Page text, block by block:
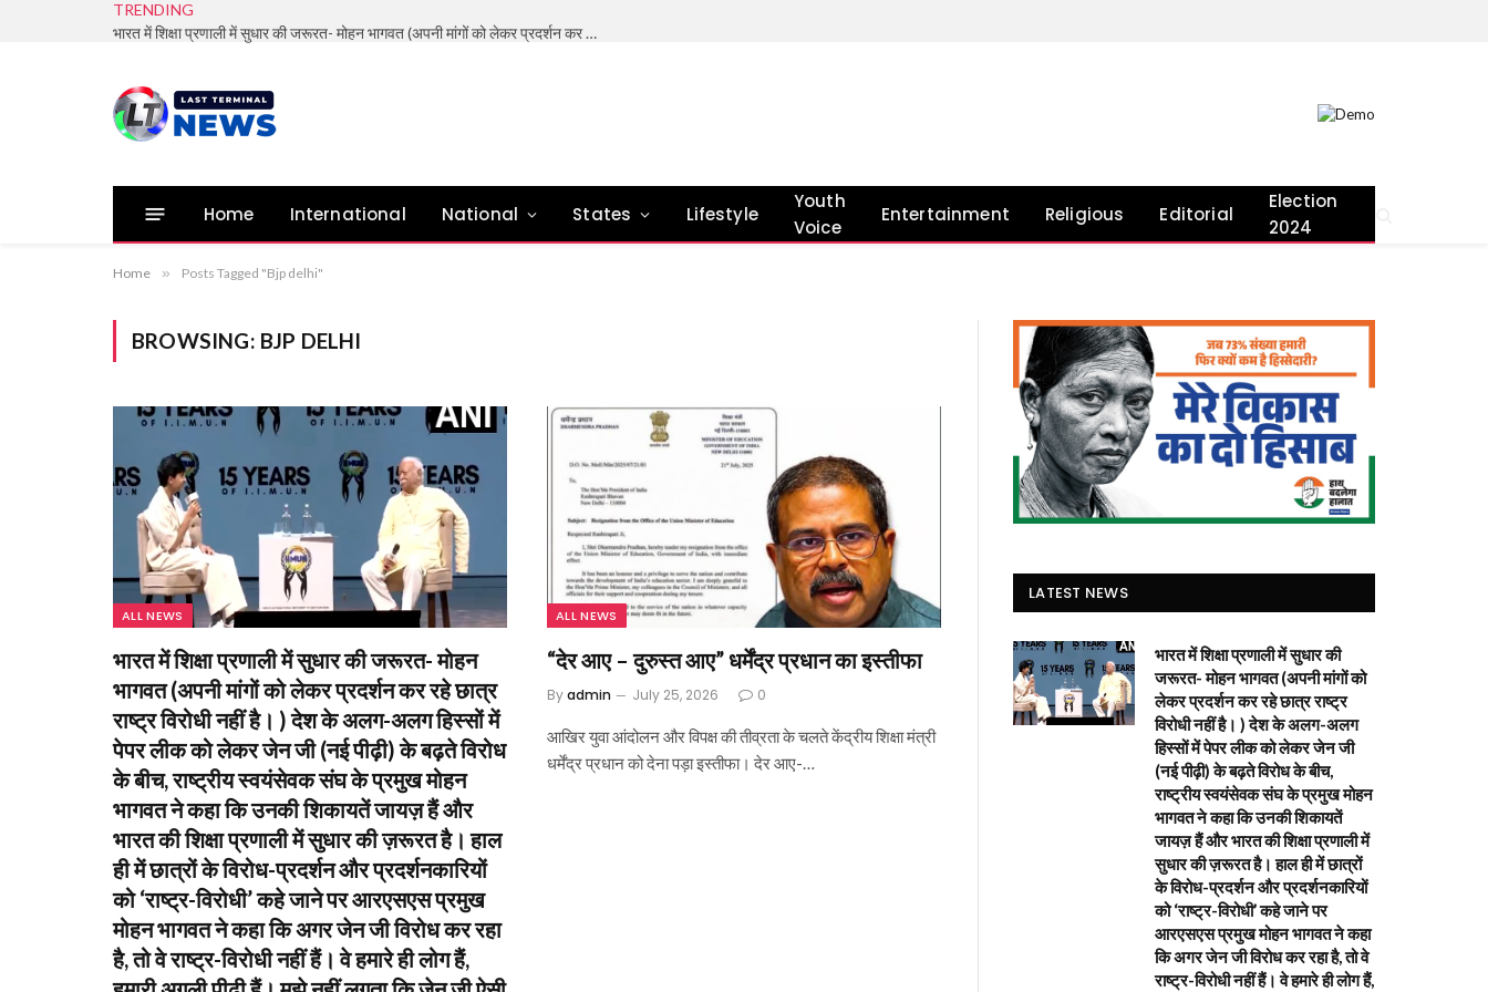
TRENDING
भारत में शिक्षा प्रणाली में सुधार की जरूरत- मोहन भागवत (अपनी मांगों को लेकर प्रदर्शन कर रहे छात्र राष्ट्र विरोधी नहीं है। ) देश के अलग-अलग हिस्सों में पेपर लीक को लेकर जेन जी (नई पीढ़ी) के बढ़ते विरोध के बीच, राष्ट्रीय स्वयंसेवक संघ के प्रमुख मोहन भागवत ने कहा कि उनकी शिकायतें जायज़ हैं और भारत की शिक्षा प्रणाली में सुधार की ज़रूरत है। हाल ही में छात्रों के विरोध-प्रदर्शन और प्रदर्शनकारियों को ‘राष्ट्र-विरोधी’ कहे जाने पर आरएसएस प्रमुख मोहन भागवत ने कहा कि अगर जेन जी विरोध कर रहा है, तो वे राष्ट्र-विरोधी नहीं हैं। वे हमारे ही लोग हैं, हमारी अगली पीढ़ी हैं। मुझे नहीं लगता कि जेन जी ऐसी है। मुझे लगता है कि नई पीढ़ी – जेन जी और जेन अल्फा- हमारी मौजूदा पीढ़ी से ज़्यादा ईमानदार है, और देशभक्ति व सेवा की सच्ची अपील उन पर असर करती है। उन्होंने आगे कहा कि अब, जेन जीऔर जेन अल्फा सवाल पूछते हैं, उन्हें तार्किक जवाब और प्यार चाहिए,लोकतंत्र में यही तरीका है। इसे अंग्रेज़ी में ‘डिबेट’ कहते हैं, हम इसे ‘शास्त्रार्थ’ कहते हैं – वहाँ कोई बहस नहीं होती, बल्कि दो पक्ष होते हैं: ‘पूर्व’ और ‘उत्तर’। हम सभी पहलुओं को देखते हैं और हर किसी का अपना नज़रिया होता है, इसलिए हर विषय पर एक नया पहलू सामने आता है। तो, हमें कई राय और विरोधी राय मिलती हैं, जो मिलकर सच्चाई की पूरी तस्वीर बनाती हैं। ऐसा ज़रूर होना चाहिए। भागवत ने कहा कि मैं यह नहीं कहूँगा कि जेन जी को विरोध नहीं करना चाहिए, लेकिन लोकतंत्र में विरोध करने और काम करने के कुछ तरीके होते हैं। संविधान बनाने वालों ने, और डॉ. बाबासाहेब अंबेडकर के भाषणों में, इस बारे में संकेत दिए गए हैं। इस पर ध्यान दिया जाना चाहिए। हमें यह भी देखना चाहिए कि जेन जी विरोध करने के लिए आवाज़ नहीं उठा रही है, वे ऐसा इसलिए कर रहे हैं क्योंकि उन्हें कुछ दिक्कतें हैं और उन्हें ठीक किया जाना चाहिए। आंदोलन मेरे या आपके ख़िलाफ़ नहीं, बल्कि सिस्टम को सुधारने के लिए होना चाहिए। एक कार्यक्रम में बोलते हुए भागवत ने कहा कि उन्हें पुलिस और प्रदर्शनकारियों के बीच हालिया टकराव के सही हालात के बारे में जानकारी नहीं है, लेकिन युवाओं पर उनका भरोसा अटूट है। भागवत ने कहा कि मैं ‘जेन ज़ेड’ पर आँख बंद करके भरोसा करूँगा। उन्होंने आगे कहा कि उन्हें देश के युवाओं की नीयत और उनकी आकांक्षाओं पर पूरा भरोसा है। उन्होंने कहा कि शिक्षा कोई कमर्शियल बिज़नेस नहीं है। समुदाय की मदद से शिक्षा व्यवस्था को बेहतर बनाया जा सकता है। शिक्षा का आर्थिक बोझ बहुत ज़्यादा है। हमें सतर्क और सक्रिय रहने की ज़रूरत है और सिस्टम का नियमित रूप से आकलन करना होगा। हमें अपने शिक्षकों को भी प्रशिक्षित करने की आवश्यकता है। शिक्षा देना सिर्फ़ सरकार की ज़िम्मेदारी नहीं है, बल्कि यह एक सामाजिक ज़िम्मेदारी भी है – मोहन भागवत
Home International National States Lifestyle
Youth
Voice
Entertainment Religious Editorial
Election
2024
Home » Posts Tagged "Bjp delhi"
BROWSING: BJP DELHI
ALL NEWS
भारत में शिक्षा प्रणाली में सुधार की जरूरत- मोहन
भागवत (अपनी मांगों को लेकर प्रदर्शन कर रहे छात्र
राष्ट्र विरोधी नहीं है। ) देश के अलग-अलग हिस्सों में
पेपर लीक को लेकर जेन जी (नई पीढ़ी) के बढ़ते विरोध
के बीच, राष्ट्रीय स्वयंसेवक संघ के प्रमुख मोहन
भागवत ने कहा कि उनकी शिकायतें जायज़ हैं और
भारत की शिक्षा प्रणाली में सुधार की ज़रूरत है। हाल
ही में छात्रों के विरोध-प्रदर्शन और प्रदर्शनकारियों
को ‘राष्ट्र-विरोधी’ कहे जाने पर आरएसएस प्रमुख
मोहन भागवत ने कहा कि अगर जेन जी विरोध कर रहा
है, तो वे राष्ट्र-विरोधी नहीं हैं। वे हमारे ही लोग हैं,
ALL NEWS
“देर आए – दुरुस्त आए” धर्मेंद्र प्रधान का इस्तीफा
Byadmin July 25, 2026 0
आखिर युवा आंदोलन और विपक्ष की तीव्रता के चलते केंद्रीय शिक्षा मंत्री
धर्मेंद्र प्रधान को देना पड़ा इस्तीफा। देर आए-…
LATEST NEWS
भारत में शिक्षा प्रणाली में सुधार की
जरूरत- मोहन भागवत (अपनी मांगों को
लेकर प्रदर्शन कर रहे छात्र राष्ट्र
विरोधी नहीं है। ) देश के अलग-अलग
हिस्सों में पेपर लीक को लेकर जेन जी
(नई पीढ़ी) के बढ़ते विरोध के बीच,
राष्ट्रीय स्वयंसेवक संघ के प्रमुख मोहन
भागवत ने कहा कि उनकी शिकायतें
जायज़ हैं और भारत की शिक्षा प्रणाली में
सुधार की ज़रूरत है। हाल ही में छात्रों
के विरोध-प्रदर्शन और प्रदर्शनकारियों
को ‘राष्ट्र-विरोधी’ कहे जाने पर
आरएसएस प्रमुख मोहन भागवत ने कहा
कि अगर जेन जी विरोध कर रहा है, तो वे
राष्ट्र-विरोधी नहीं हैं। वे हमारे ही लोग हैं,